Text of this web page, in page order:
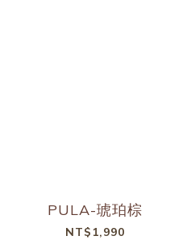
PULA-琥珀棕
NT$1,990